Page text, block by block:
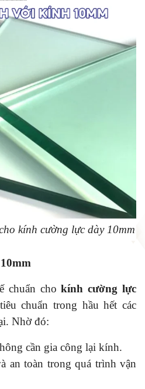
kính cường lực dày 10mm
chuẩn chokính cường lực
chuẩn trong hầu hết các
Nhờ đó:
cần gia công lại kính.
an toàn trong quá trình vận